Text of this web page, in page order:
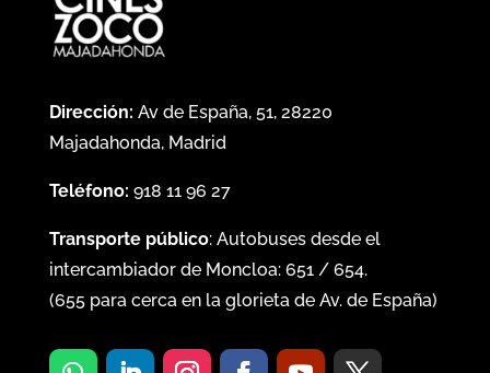
Dirección: Av de España, 51, 28220
Majadahonda, Madrid
Teléfono: 918 11 96 27
Transporte público: Autobuses desde el
intercambiador de Moncloa: 651/ 654.
(655para cerca en la glorieta de Av. de España)